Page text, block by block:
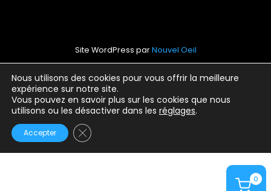
0
Nous utilisons des cookies pour vous offrir la meilleure
expérience sur notre site.
Vous pouvez en savoir plus sur les cookies que nous
utilisons ou les désactiver dans les réglages.
Accepter Fermer la bannière des cookies GDPR
Site WordPress parNouvel Oeil
Mentions légales
Conditions générales d’utilisation
Politique de confidentialité